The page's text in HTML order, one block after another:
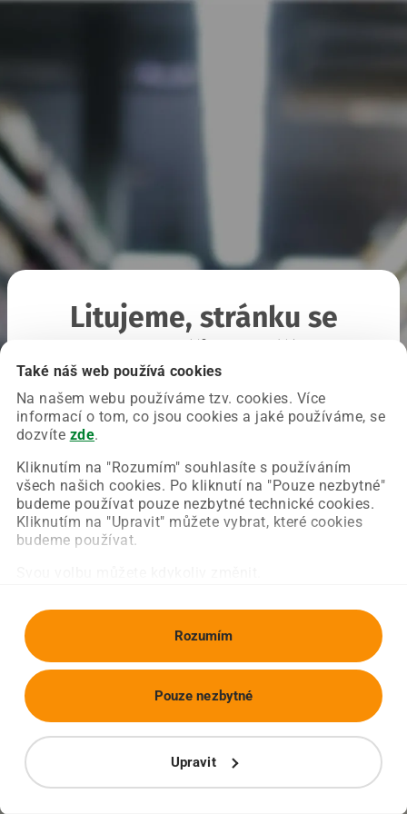
Také náš web používá cookies
Na našem webu používáme tzv. cookies. Více
informací o tom, co jsou cookies a jaké používáme, se
dozvíte zde.
Kliknutím na "Rozumím" souhlasíte s používáním
všech našich cookies. Po kliknutí na "Pouze nezbytné"
budeme používat pouze nezbytné technické cookies.
Kliknutím na "Upravit" můžete vybrat, které cookies
budeme používat.
Rozumím
Upravit
Pouze nezbytné
Litujeme, stránku se
Chyba nastala na naší straně a už ji opravujeme.
Zkuste prosím znovu načíst požadovanou stránku.
Obnovit stránku Úvodní strana